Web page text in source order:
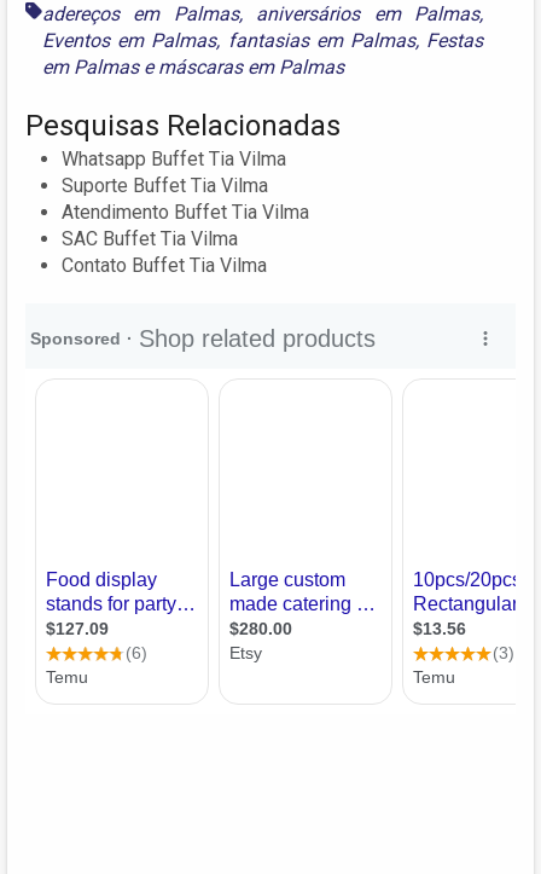
adereços em Palmas, aniversários em Palmas,
Eventos em Palmas, fantasias em Palmas, Festas
em Palmasemáscaras em Palmas
Pesquisas Relacionadas
Whatsapp Buffet Tia Vilma
Suporte Buffet Tia Vilma
Atendimento Buffet Tia Vilma
SAC Buffet Tia Vilma
Contato Buffet Tia Vilma